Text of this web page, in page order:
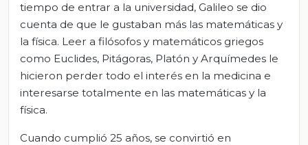
tiempo de entrar a la universidad, Galileo se dio
cuenta de que le gustaban más las matemáticas y
la física. Leer a filósofos y matemáticos griegos
como Euclides, Pitágoras, Platón y Arquímedes le
hicieron perder todo el interés en la medicina e
interesarse totalmente en las matemáticas y la
física.
Cuando cumplió 25 años, se convirtió en